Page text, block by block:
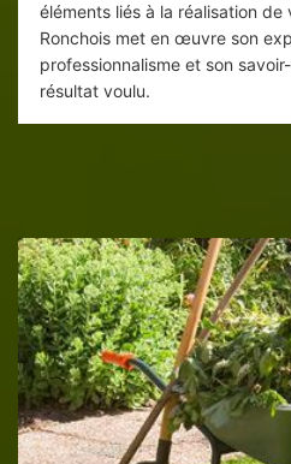
éléments liés à la réalisation
Ronchois met en œuvre son
professionnalisme et son
résultat voulu.